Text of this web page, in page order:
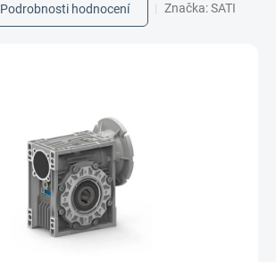
Podrobnosti hodnocení Značka:SATI